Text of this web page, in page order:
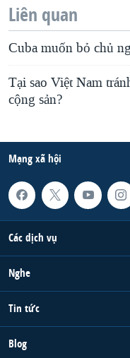
Liên quan
Cuba muốn bỏ chủ
Tại sao Việt Nam
cộng sản?
Mạng xã hội
Các dịch vụ
Nghe
Tin tức
Blog